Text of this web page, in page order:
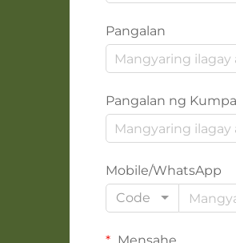
Pangalan
Pangalan ng
Mobile/WhatsApp
Code